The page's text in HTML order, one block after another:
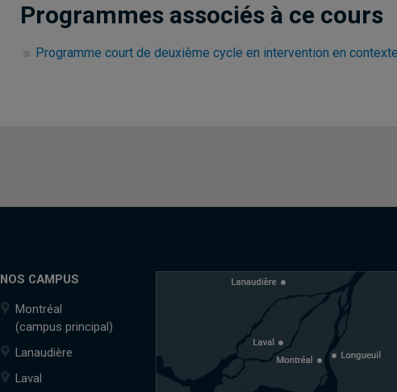
Programmes associés à ce cours
Programme court de deuxième cycle en intervention en
NOS CAMPUS
Montréal
(campus principal)
Lanaudière
Laval